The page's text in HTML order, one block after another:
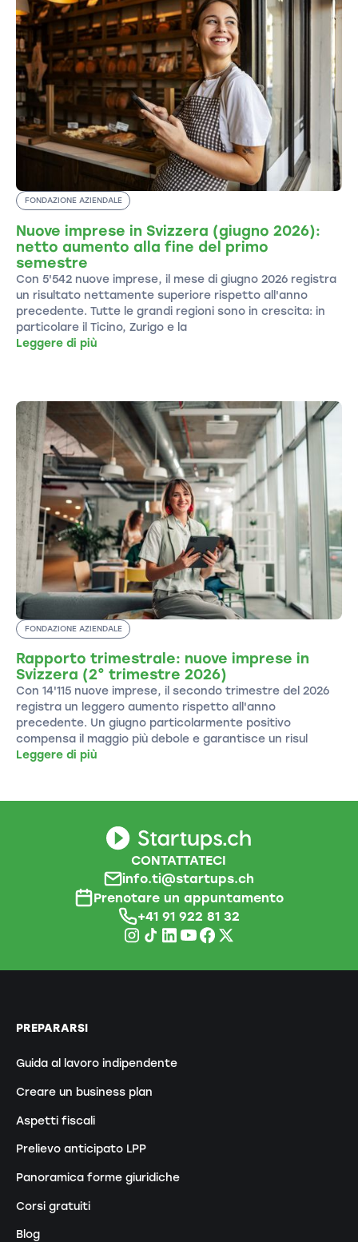
FONDAZIONE AZIENDALE
Nuove imprese in Svizzera (giugno 2026):
netto aumento alla fine del primo
semestre
Con 5'542 nuove imprese, il mese di giugno 2026 registra
un risultato nettamente superiore rispetto all'anno
precedente. Tutte le grandi regioni sono in crescita: in
particolare il Ticino, Zurigo e la
Leggere di più
FONDAZIONE AZIENDALE
Rapporto trimestrale: nuove imprese in
Svizzera (2° trimestre 2026)
Con 14'115 nuove imprese, il secondo trimestre del 2026
registra un leggero aumento rispetto all'anno
precedente. Un giugno particolarmente positivo
compensa il maggio più debole e garantisce un risul
Leggere di più
CONTATTATECI
info.ti@startups.ch
Prenotare un appuntamento
+41 91 922 81 32
PREPARARSI
Guida al lavoro indipendente
Creare un business plan
Aspetti fiscali
Prelievo anticipato LPP
Panoramica forme giuridiche
Corsi gratuiti
Blog